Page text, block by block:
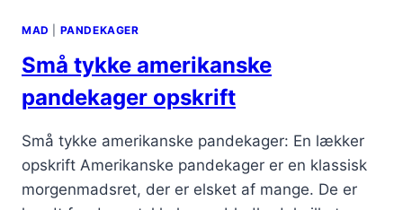
MAD PANDEKAGER
Små tykke amerikanske
pandekager opskrift
Små tykke amerikanske pandekager: En lækker
opskrift Amerikanske pandekager er en klassisk
morgenmadsret, der er elsket af mange. De er